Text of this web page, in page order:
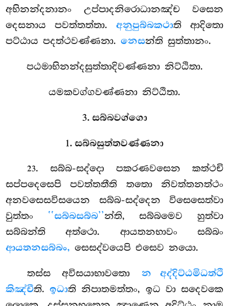
අභිනන්දනානං උප්පාදනිරොධානඤ්ච වසෙන
දෙසනාය පවත්තත්තා. අනුපුබ්බකථාති ආදිතො
පට්ඨාය පදත්ථවණ්ණනා.නෙසන්ති සුත්තානං.
පඨමාභිනන්දසුත්තාදිවණ්ණනා නිට්ඨිතා.
යමකවග්ගවණ්ණනා නිට්ඨිතා.
3. සබ්බවග්ගො
1. සබ්බසුත්තවණ්ණනා
23. සබ්බ-සද්දො පකරණවසෙන කත්ථචි
සප්පදෙසෙපි පවත්තතීති තතො නිවත්තනත්ථං
අනවසෙසවිසයෙන සබ්බ-සද්දෙන විසෙසෙත්වා
වුත්තං ‘‘සබ්බසබ්බ’’න්ති, සබ්බමෙව හුත්වා
සබ්බන්ති අත්ථො. ආයතනභාවං සබ්බං
ආයතනසබ්බං, සෙසද්වයෙපි එසෙව නයො.
තස්සඅවිසයාභාවතො න අද්දිට්ඨමිධත්ථි
කිඤ්චීති.ඉධාති නිපාතමත්තං, ඉධ වා සදෙවකෙ